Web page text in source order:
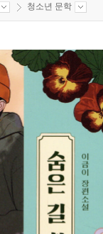
청소년 문학